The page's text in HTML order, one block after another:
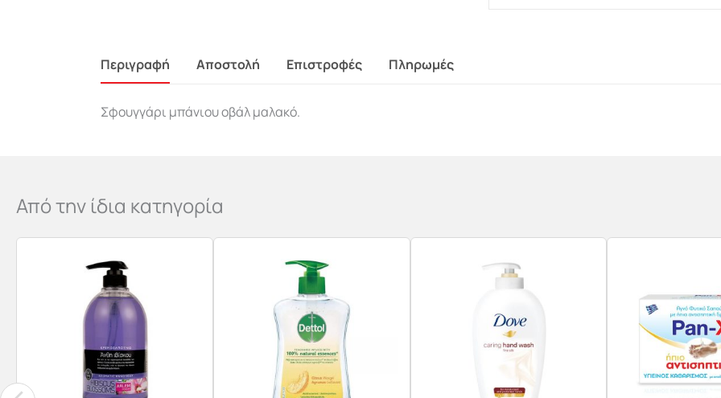
Περιγραφή Αποστολή Επιστροφές Πληρωμές
Σφουγγάρι μπάνιου οβάλ μαλακό.
Από την ίδια κατηγορία